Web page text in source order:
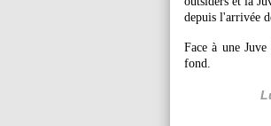
depuis l'arrivée
Face à une
fond.